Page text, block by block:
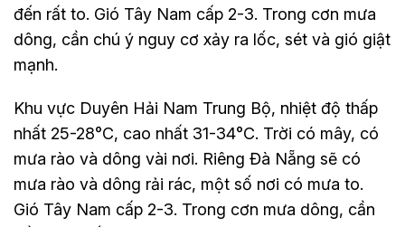
đến rất to. Gió Tây Nam cấp 2-3. Trong cơn mưa
dông, cần chú ý nguy cơ xảy ra lốc, sét và gió giật
mạnh.
Khu vực Duyên Hải Nam Trung Bộ, nhiệt độ thấp
nhất 25-28°C, cao nhất 31-34°C. Trời có mây, có
mưa rào và dông vài nơi. Riêng Đà Nẵng sẽ có
mưa rào và dông rải rác, một số nơi có mưa to.
Gió Tây Nam cấp 2-3. Trong cơn mưa dông, cần